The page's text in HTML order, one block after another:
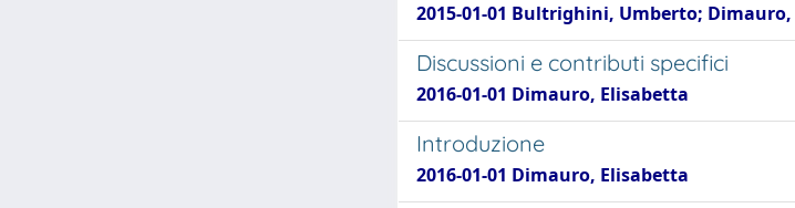
2015-01-01 Bultrighini, Umberto;
Discussioni e contributi specifici
2016-01-01 Dimauro, Elisabetta
Introduzione
2016-01-01 Dimauro, Elisabetta